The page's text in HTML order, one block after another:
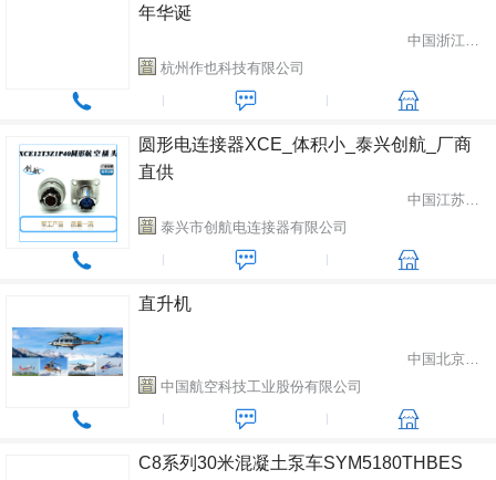
年华诞
中国浙江省杭州市
杭州作也科技有限公司
圆形电连接器XCE_体积小_泰兴创航_厂商
直供
中国江苏省泰州市
泰兴市创航电连接器有限公司
直升机
中国北京市东城区
中国航空科技工业股份有限公司
C8系列30米混凝土泵车SYM5180THBES